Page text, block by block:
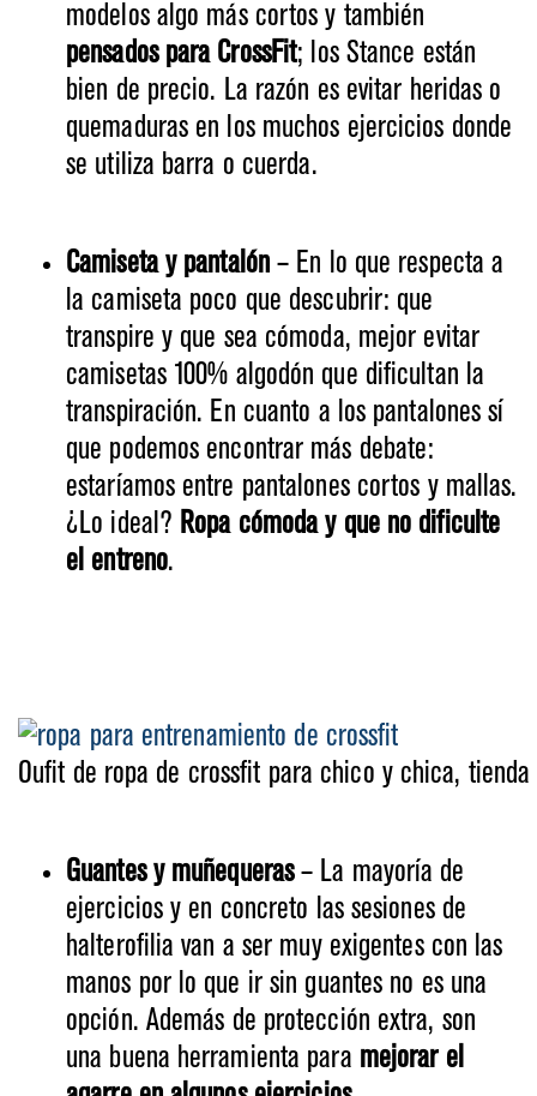
modelos algo más cortos y también
pensados para CrossFit; los Stance están
bien de precio. La razón es evitar heridas o
quemaduras en los muchos ejercicios donde
se utiliza barra o cuerda.
Camiseta y pantalón– En lo que respecta a
la camiseta poco que descubrir: que
transpire y que sea cómoda, mejor evitar
camisetas 100% algodón que dificultan la
transpiración. En cuanto a los pantalones sí
que podemos encontrar más debate:
estaríamos entre pantalones cortos y mallas.
¿Lo ideal? Ropa cómoda y que no dificulte
el entreno.
Oufit de ropa de crossfit para chico y chica,
Guantes y muñequeras– La mayoría de
ejercicios y en concreto las sesiones de
halterofilia van a ser muy exigentes con las
manos por lo que ir sin guantes no es una
opción. Además de protección extra, son
una buena herramienta para mejorar el